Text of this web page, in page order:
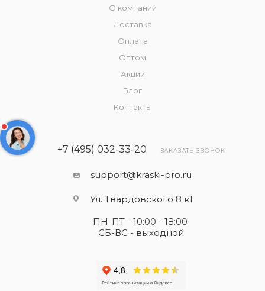
О компании
Доставка
Оплата
Оптом
Акции
Блог
Контакты
+7 (495) 032-33-20 ЗАКАЗАТЬ ЗВОНОК
support@kraski-pro.ru
Ул. Твардовского 8 к1
ПН-ПТ - 10:00 - 18:00
СБ-ВС - выходной